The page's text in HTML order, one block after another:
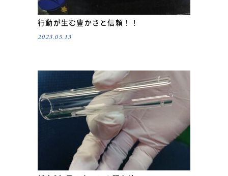
行動が生む豊かさと信頼！！
2023.05.13